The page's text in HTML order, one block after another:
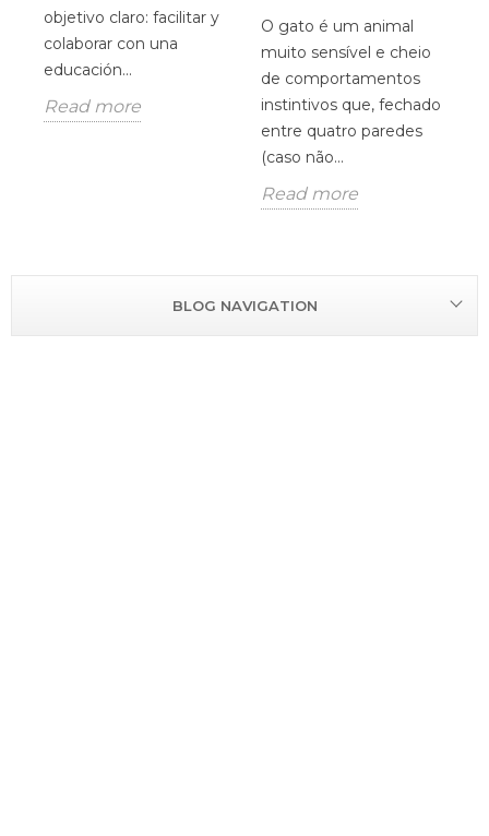
objetivo claro: facilitar y
colaborar con una
educación...
Read more
O gato é um animal
muito sensível e cheio
de comportamentos
instintivos que, fechado
entre quatro paredes
(caso não...
Read more
BLOG NAVIGATION